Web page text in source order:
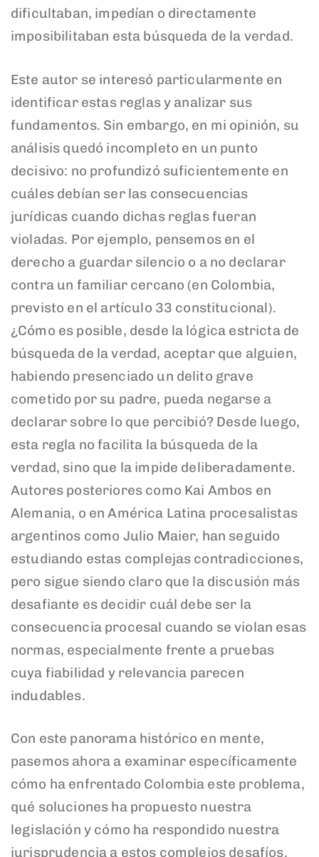
dificultaban, impedían o directamente
imposibilitaban esta búsqueda de la verdad.
Este autor se interesó particularmente en
identificar estas reglas y analizar sus
fundamentos. Sin embargo, en mi opinión, su
análisis quedó incompleto en un punto
decisivo: no profundizó suficientemente en
cuáles debían ser las consecuencias
jurídicas cuando dichas reglas fueran
violadas. Por ejemplo, pensemos en el
derecho a guardar silencio o a no declarar
contra un familiar cercano (en Colombia,
previsto en el artículo 33 constitucional).
¿Cómo es posible, desde la lógica estricta de
búsqueda de la verdad, aceptar que alguien,
habiendo presenciado un delito grave
cometido por su padre, pueda negarse a
declarar sobre lo que percibió? Desde luego,
esta regla no facilita la búsqueda de la
verdad, sino que la impide deliberadamente.
Autores posteriores como Kai Ambos en
Alemania, o en América Latina procesalistas
argentinos como Julio Maier, han seguido
estudiando estas complejas contradicciones,
pero sigue siendo claro que la discusión más
desafiante es decidir cuál debe ser la
consecuencia procesal cuando se violan esas
normas, especialmente frente a pruebas
cuya fiabilidad y relevancia parecen
indudables.
Con este panorama histórico en mente,
pasemos ahora a examinar específicamente
cómo ha enfrentado Colombia este problema,
qué soluciones ha propuesto nuestra
legislación y cómo ha respondido nuestra
jurisprudencia a estos complejos desafíos.